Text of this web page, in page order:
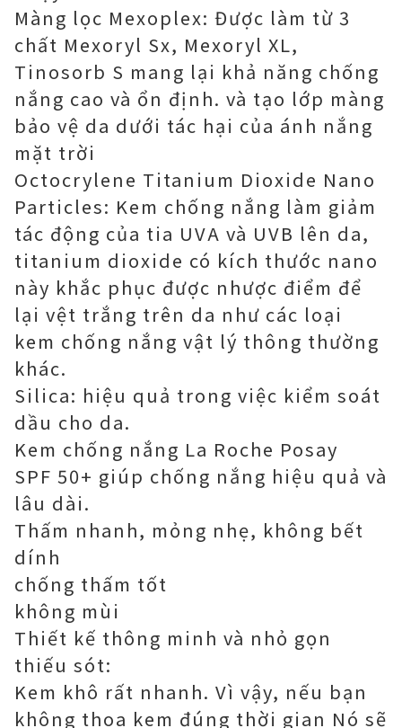
Màng lọc Mexoplex: Được làm từ 3
chất Mexoryl Sx, Mexoryl XL,
Tinosorb S mang lại khả năng chống
nắng cao và ổn định. và tạo lớp màng
bảo vệ da dưới tác hại của ánh nắng
mặt trời
Octocrylene Titanium Dioxide Nano
Particles: Kem chống nắng làm giảm
tác động của tia UVA và UVB lên da,
titanium dioxide có kích thước nano
này khắc phục được nhược điểm để
lại vệt trắng trên da như các loại
kem chống nắng vật lý thông thường
khác.
Silica: hiệu quả trong việc kiểm soát
dầu cho da.
Kem chống nắng La Roche Posay
SPF 50+ giúp chống nắng hiệu quả và
lâu dài.
Thấm nhanh, mỏng nhẹ, không bết
dính
chống thấm tốt
không mùi
Thiết kế thông minh và nhỏ gọn
thiếu sót:
Kem khô rất nhanh. Vì vậy, nếu bạn
không thoa kem đúng thời gian Nó sẽ